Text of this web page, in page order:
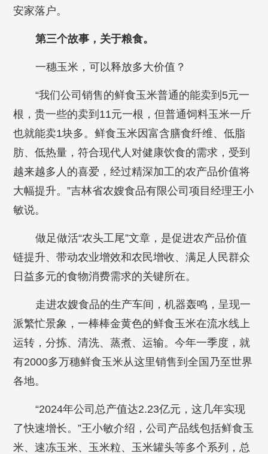
安家落户。
第三个故事，关于粮食。
一穗玉米，可以释放多大价值？
“我们公司销售的鲜食玉米普通的能卖到5元一
根，贵一些的卖到11元一根，但普通饲料玉米一斤
也就能卖1块多。鲜食玉米因富含膳食纤维、低脂
肪、低热量，符合现代人对健康饮食的需求，受到
越来越多人的喜爱，经过精深加工的农产品价值将
大幅提升。”吉林省农嫂食品有限公司项目经理王小
敏说。
做足做活“农头工尾”文章，是促进农产品价值
链提升、带动农业增效和农民增收、满足人民群众
日益多元的食物消费需求的关键所在。
走进农嫂食品的生产车间，机器轰鸣，呈现一
派繁忙景象，一棒棒金黄色的鲜食玉米在流水线上
运转，分拣、清洗、蒸煮、运输。今年一季度，就
有2000多万穗鲜食玉米从这里销售到全国乃至世界
各地。
“2024年公司总产值达2.23亿元，这几年实现
了快速增长。”王小敏介绍，公司产品线包括鲜食玉
米、速冻玉米、玉米粒、玉米罐头等多个系列，总